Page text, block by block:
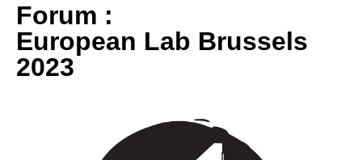
Forum :
European Lab Brussels
2023